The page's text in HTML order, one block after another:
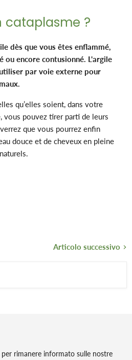
cataplasme ?
dès que vous êtes enflammé,
ou encore contusionné. L'argile
par voie externe pour
qu’elles soient, dans votre
vous pouvez tirer parti de leurs
que vous pourrez enfin
douce et de cheveux en pleine
Articolo successivo
rimanere informato sulle nostre